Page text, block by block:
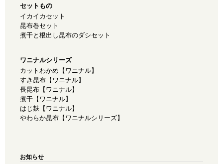
セットもの
イカイカセット
昆布巻セット
煮干と根出し昆布のダシセット
ワニナルシリーズ
カットわかめ【ワニナル】
すき昆布【ワニナル】
長昆布【ワニナル】
煮干【ワニナル】
はじ麸【ワニナル】
やわらか昆布【ワニナルシリーズ】
お知らせ